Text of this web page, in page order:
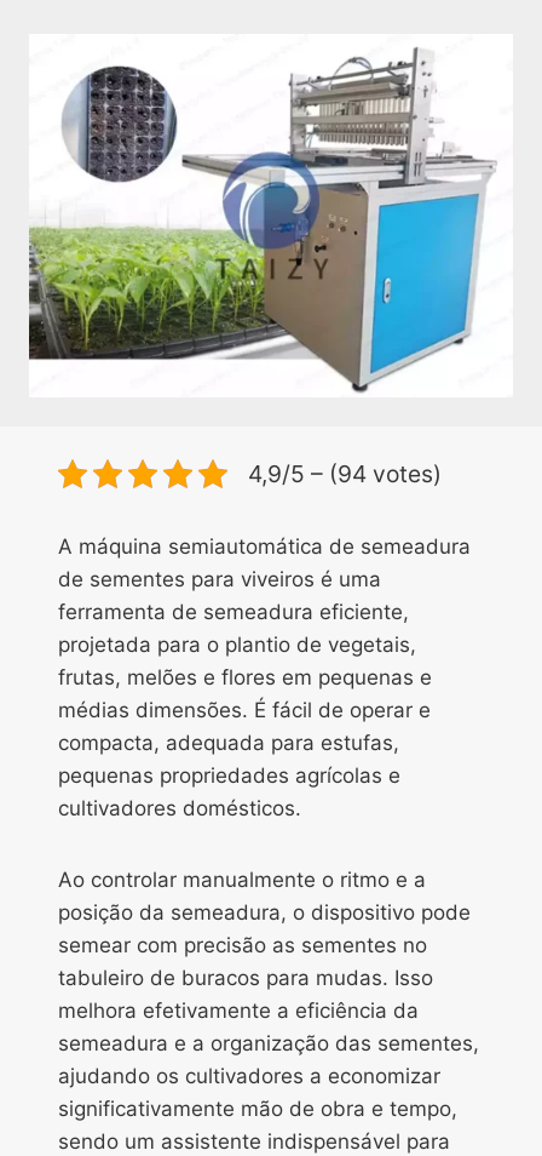
4,9/5 – (94 votes)
A máquina semiautomática de semeadura
de sementes para viveiros é uma
ferramenta de semeadura eficiente,
projetada para o plantio de vegetais,
frutas, melões e flores em pequenas e
médias dimensões. É fácil de operar e
compacta, adequada para estufas,
pequenas propriedades agrícolas e
cultivadores domésticos.
Ao controlar manualmente o ritmo e a
posição da semeadura, o dispositivo pode
semear com precisão as sementes no
tabuleiro de buracos para mudas. Isso
melhora efetivamente a eficiência da
semeadura e a organização das sementes,
ajudando os cultivadores a economizar
significativamente mão de obra e tempo,
sendo um assistente indispensável para